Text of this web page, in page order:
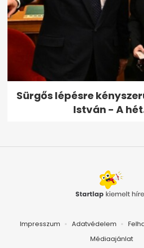
Sürgős lépésre
István - A
Impresszum Adatvédelem
Médiaajánlat